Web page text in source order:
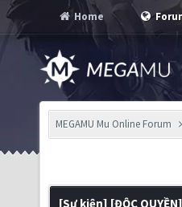
Home
MEGAMU Mu Online Forum
[Sự kiện] [ĐỘC